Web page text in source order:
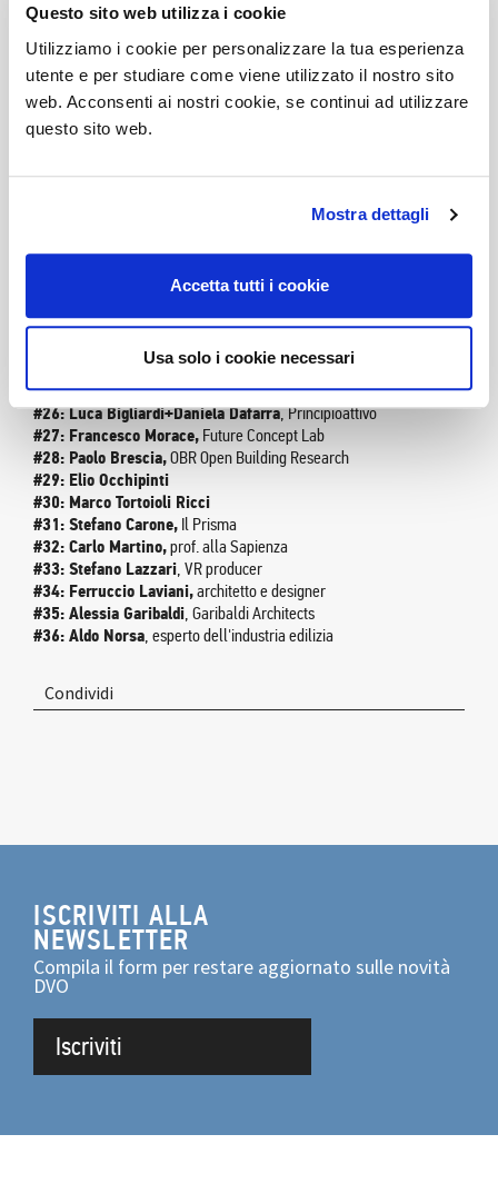
Questo sito web utilizza i cookie
Utilizziamo i cookie per personalizzare la tua esperienza
utente e per studiare come viene utilizzato il nostro sito
web. Acconsenti ai nostri cookie, se continui ad utilizzare
questo sito web.
Mostra dettagli
Accetta tutti i cookie
Usa solo i cookie necessari
#08:Nicola Zanardi,Hublab- curat. Milan Digital Week
#10:Marco Predari,Universal Selecta
#11:Luciano Galimberti,presidente ADI
#12: Monica Tricario, Piuarch
#13: Maurizio De Caro
#19: Santiago Miranda,Studio King Miranda
#20: Michelangiolo Bernabei , CEO XOffice
#22: Claudio Mosconi,DVO Learning+Innovation Center Mi
#23: Leonardo Cavalli,
#24: Stefano Anfossi,Pierandrei Associati
#25: Luca Brusamolino,Workitect
#26: Luca Bigliardi+Daniela Dafarra, Principioattivo
#27: Francesco Morace, Future Concept Lab
#28: Paolo Brescia,OBR Open Building Research
#29: Elio Occhipinti
#30: Marco Tortoioli Ricci
#31: Stefano Carone, Il Prisma
#32: Carlo Martino,prof. alla Sapienza
#33: Stefano Lazzari , VR producer
#34: Ferruccio Laviani,architetto e designer
#35: Alessia Garibaldi , Garibaldi Architects
#36: Aldo Norsa , esperto dell'industria edilizia
Condividi
ISCRIVITI ALLA
NEWSLETTER
Compila il form per restare aggiornato sulle novità
DVO
Iscriviti